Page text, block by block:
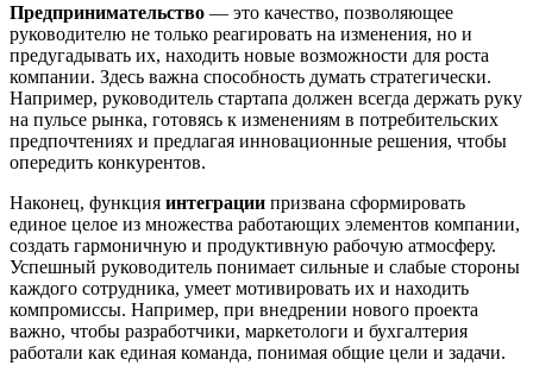
Предпринимательство — это качество, позволяющее
руководителю не только реагировать на изменения, но и
предугадывать их, находить новые возможности для роста
компании. Здесь важна способность думать стратегически.
Например, руководитель стартапа должен всегда держать руку
на пульсе рынка, готовясь к изменениям в потребительских
предпочтениях и предлагая инновационные решения, чтобы
опередить конкурентов.
Наконец, функция интеграции призвана сформировать
единое целое из множества работающих элементов компании,
создать гармоничную и продуктивную рабочую атмосферу.
Успешный руководитель понимает сильные и слабые стороны
каждого сотрудника, умеет мотивировать их и находить
компромиссы. Например, при внедрении нового проекта
важно, чтобы разработчики, маркетологи и бухгалтерия
работали как единая команда, понимая общие цели и задачи.